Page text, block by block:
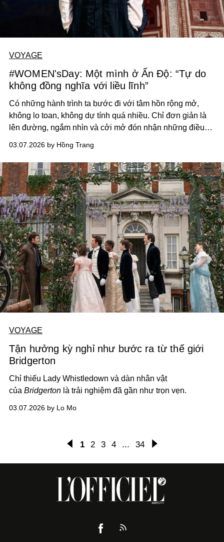
VOYAGE
#WOMEN'sDay: Một mình ở Ấn Độ: “Tự do
không đồng nghĩa với liều lĩnh”
Có những hành trình ta bước đi với tâm hồn rộng mở,
không lo toan, không dự tính quá nhiều. Chỉ đơn giản là
lên đường, ngắm nhìn và cởi mở đón nhận những điều
thường bắt đầu như thế.
03.07.2026 by Hồng Trang
VOYAGE
Tận hưởng kỳ nghỉ như bước ra từ thế giới
Bridgerton
Chỉ thiếu Lady Whistledown và dàn nhân vật
của Bridgerton là trải nghiệm đã gần như trọn vẹn.
03.07.2026 by Lo Mo
1 2 3 4 ... 34